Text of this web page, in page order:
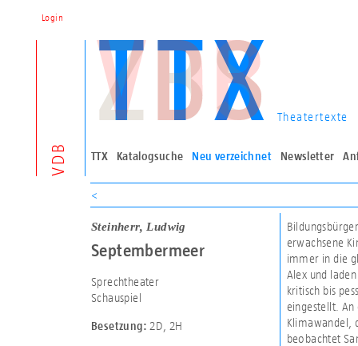
VDB
Theatertexte
TTX Katalogsuche Neu verzeichnet Newsletter
Login
<
Steinherr, Ludwig
Septembermeer
Sprechtheater
Schauspiel
Besetzung: 2D 2H
erwachsene
immer in die
Alex und
kritisch bis
eingestellt. An
Klimawandel,
beobachtet